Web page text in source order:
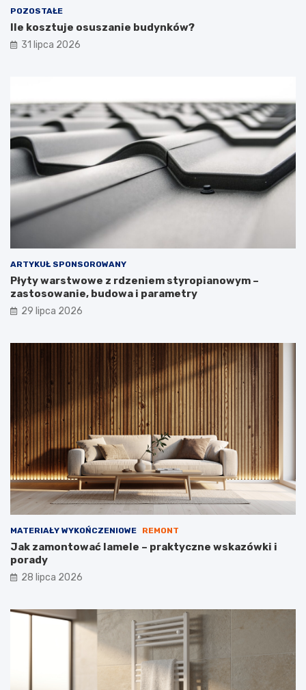
POZOSTAŁE
Ile kosztuje osuszanie budynków?
31 lipca 2026
ARTYKUŁ SPONSOROWANY
Płyty warstwowe z rdzeniem styropianowym –
zastosowanie, budowa i parametry
29 lipca 2026
MATERIAŁY WYKOŃCZENIOWE REMONT
Jak zamontować lamele – praktyczne wskazówki i
porady
28 lipca 2026